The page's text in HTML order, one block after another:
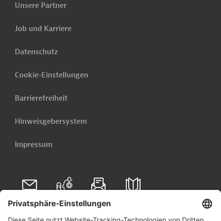
Unsere Partner
Job und Karriere
Datenschutz
Cookie-Einstellungen
Barrierefreiheit
Hinweisgebersystem
Impressum